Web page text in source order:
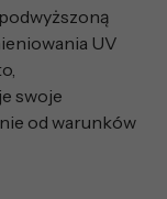
UV
swoje
od warunków